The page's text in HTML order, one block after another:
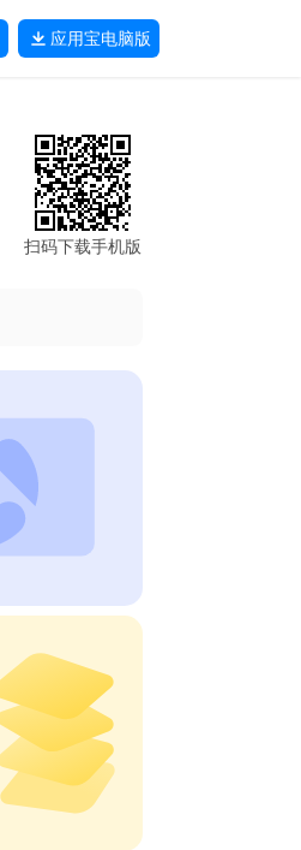
应用宝电脑版
扫码下载手机版